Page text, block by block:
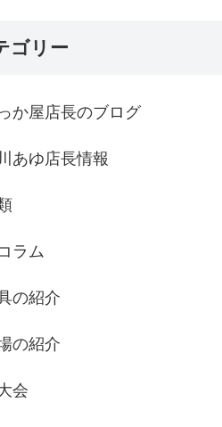
ゴリー
か屋店長のブログ
あゆ店長情報
ラム
の紹介
の紹介
会